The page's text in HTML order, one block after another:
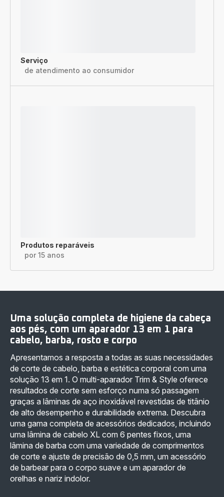
Serviço
de atendimento ao consumidor
Produtos reparáveis
por 15 anos
Uma solução completa de higiene da cabeça
aos pés, com um aparador 13 em 1 para
cabelo, barba, rosto e corpo
Apresentamos a resposta a todas as suas necessidades
de corte de cabelo, barba e estética corporal com uma
solução 13 em 1. O multi-aparador Trim & Style oferece
resultados de corte sem esforço numa só passagem
graças a lâminas de aço inoxidável revestidas de titânio
de alto desempenho e durabilidade extrema. Descubra
uma gama completa de acessórios dedicados, incluindo
uma lâmina de cabelo XL com 6 pentes fixos, uma
lâmina de barba com uma variedade de comprimentos
de corte e ajuste de precisão de 0,5 mm, um acessório
de barbear para o corpo suave e um aparador de
orelhas e nariz indolor.